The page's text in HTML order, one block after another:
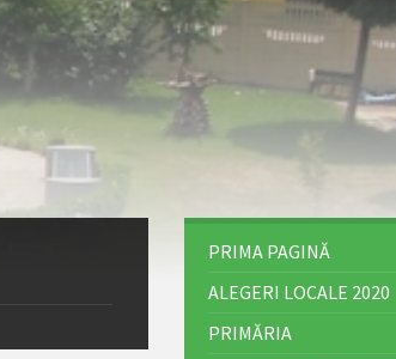
PRIMA PAGINĂ
ALEGERI LOCALE 2020
PRIMĂRIA